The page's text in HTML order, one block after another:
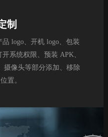
制
logo、开机 logo、包装
系统权限、预装 APK、
摄像头等部分添加、移除
置。